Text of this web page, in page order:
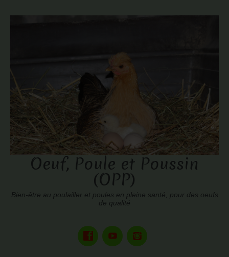
Oeuf, Poule et Poussin
(OPP)
Bien-être au poulailler et poules en pleine santé, pour des oeufs
de qualité